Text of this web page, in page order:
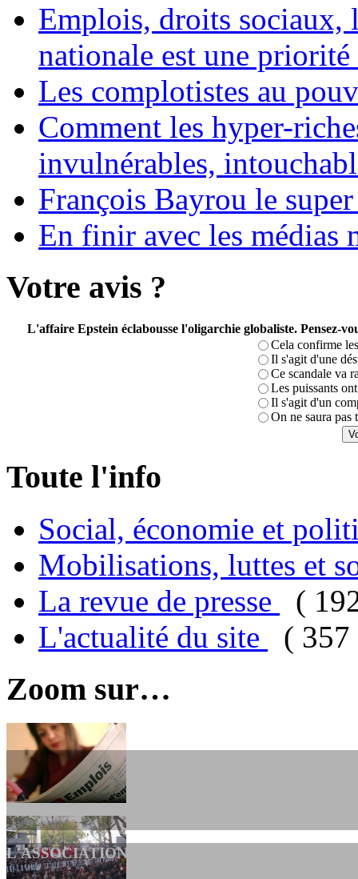
Emplois, droits sociaux,
nationale est une
Les complotistes au
Comment les hyper-
invulnérables,
François Bayrou le
En finir avec les médias
Votre avis ?
L'affaire Epstein éclabousse l'oligarchie globaliste. Pensez-
Cela confirme
Il s'agit d'une
Ce scandale va
Les puissants
Il s'agit d'un
On ne saura pas
Toute l'info
Social, économie et
Mobilisations, luttes et
La revue de presse
(
L'actualité du site
( 357
Zoom sur…
L'ASSOCIATION